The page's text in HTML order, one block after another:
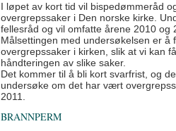
I løpet av kort tid vil bispedømmeråd
overgrepssaker i Den norske kirke.
fellesråd og vil omfatte årene 2010 og
Målsettingen med undersøkelsen er å
overgrepssaker i kirken, slik at vi kan
håndteringen av slike saker.
Det kommer til å bli kort svarfrist, og
undersøke om det har vært
2011.
BRANNPERM